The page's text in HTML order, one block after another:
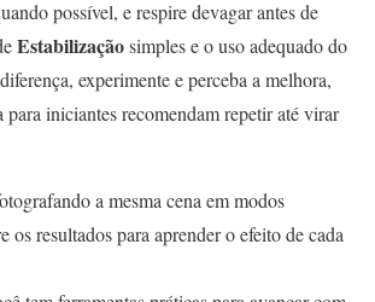
possível, e respire devagar antes de
Estabilizaçãosimples e o uso adequado do
experimente e perceba a melhora,
iniciantes recomendam repetir até virar
a mesma cena em modos
os resultados para aprender o efeito de cada